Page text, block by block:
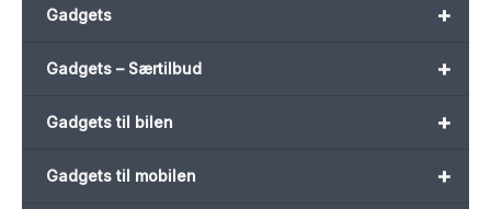
+
Gadgets
+
Gadgets – Særtilbud
+
Gadgets til bilen
+
Gadgets til mobilen